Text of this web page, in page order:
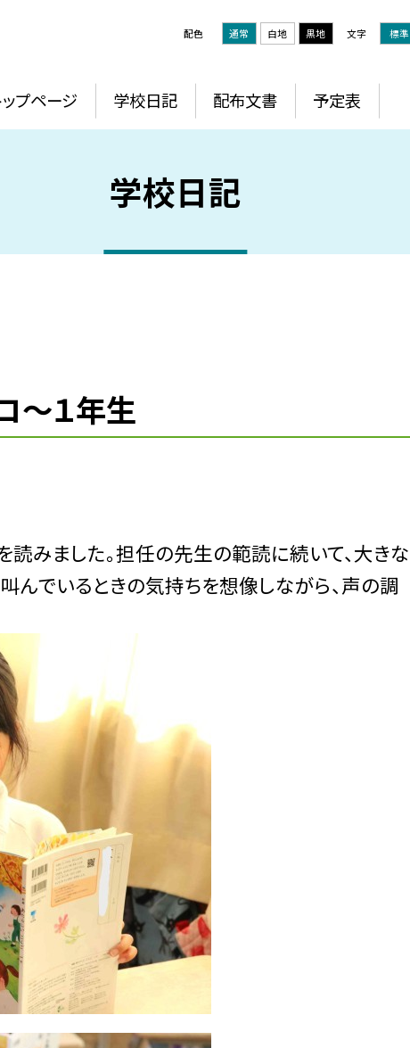
配色 通常 白地 黒地 文字 標準
ップページ 学校日記 配布文書 予定表
学校日記
～１年生
みました。担任の先生の範読に続いて、大きな
んでいるときの気持ちを想像しながら、声の調